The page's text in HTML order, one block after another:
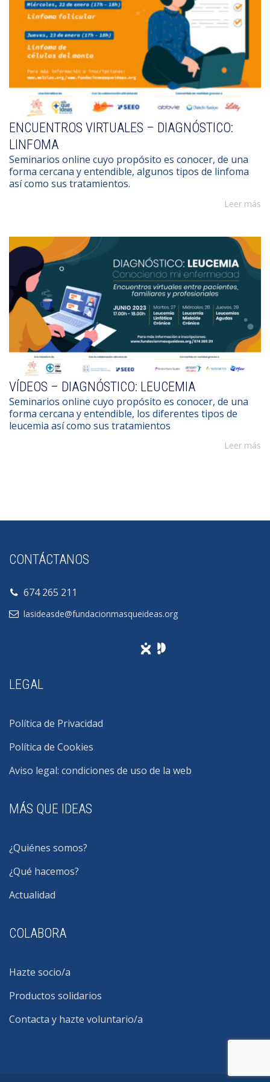
ENCUENTROS VIRTUALES – DIAGNÓSTICO:
LINFOMA
Seminarios online cuyo propósito es conocer, de una
forma cercana y entendible, algunos tipos de linfoma
así como sus tratamientos.
Leer más
VÍDEOS – DIAGNÓSTICO: LEUCEMIA
Seminarios online cuyo propósito es conocer, de una
forma cercana y entendible, los diferentes tipos de
leucemia así como sus tratamientos
Leer más
CONTÁCTANOS
674 265 211
lasideasde@fundacionmasqueideas.org
LEGAL
Política de Privacidad
Política de Cookies
Aviso legal: condiciones de uso de la web
MÁS QUE IDEAS
¿Quiénes somos?
¿Qué hacemos?
Actualidad
COLABORA
Hazte socio/a
Productos solidarios
Contacta y hazte voluntario/a